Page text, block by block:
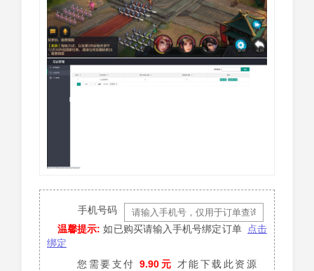
手机号码
温馨提示: 如已购买请输入手机号绑定订单
点击
绑定
您需要支付9.90元 才能下载此资源